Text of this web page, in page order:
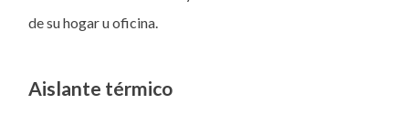
de su hogar u oficina.
Aislante térmico